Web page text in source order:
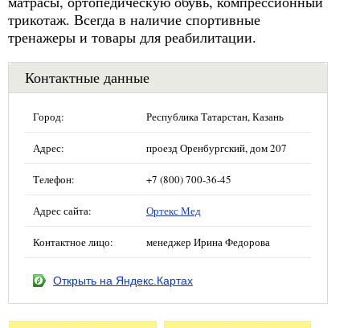
трикотаж. Всегда в наличие спортивные
тренажеры и товары для реабилитации.
Контактные данные
Город: Республика Татарстан, Казань
Адрес: проезд Оренбургский, дом 207
Телефон: +7 (800) 700-36-45
Адрес сайта: Ортекс Мед
Контактное лицо: менеджер Ирина Федорова
Открыть на Яндекс.Картах